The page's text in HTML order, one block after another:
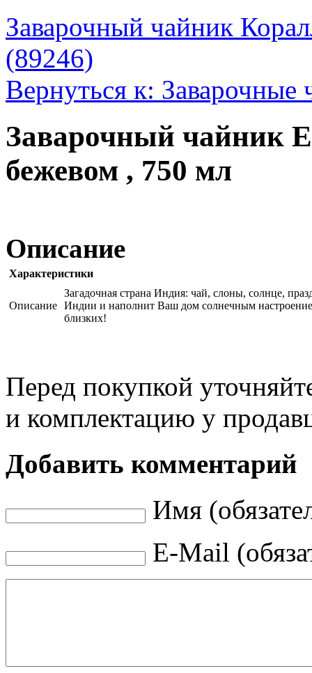
Заварочный чайник
(89246)
Вернуться к: Заварочные
Заварочный чайник
бежевом , 750 мл
Описание
Характеристики
Описание
Загадочная страна Индия: чай, слоны, солнце,
Индии и наполнит Ваш дом солнечным
близких!
Перед покупкой
и комплектацию у
Добавить комментарий
Имя
E-Mail